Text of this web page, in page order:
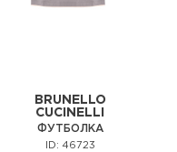
BRUNELLO
CUCINELLI
ФУТБОЛКА
ID: 46723